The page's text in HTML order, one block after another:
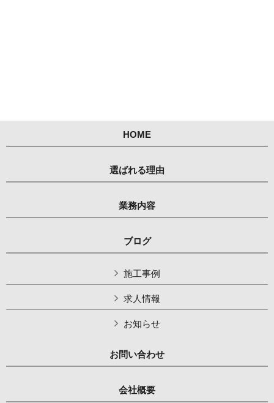
HOME
選ばれる理由
業務内容
ブログ
施工事例
求人情報
お知らせ
お問い合わせ
会社概要